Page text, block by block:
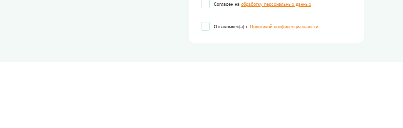
Согласен на обработку персональных данных
Ознакомлен(а) с Политикой конфиденциальности